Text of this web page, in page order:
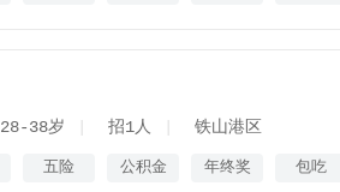
28-38岁 招1人 铁山港区
五险 公积金 年终奖 包吃